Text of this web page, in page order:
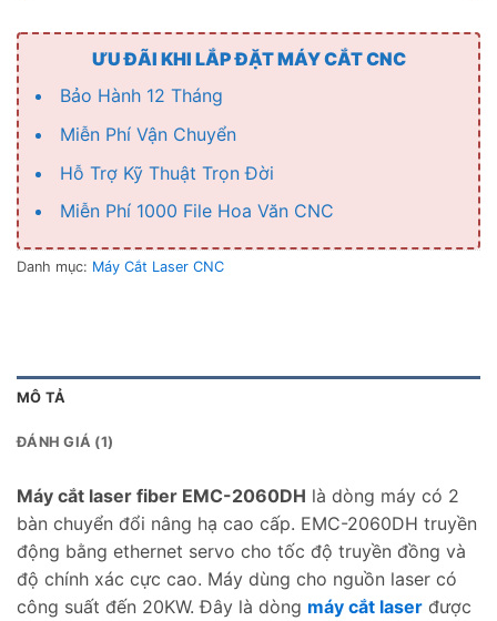
ƯU ĐÃI KHI LẮP ĐẶT MÁY CẮT CNC
Bảo Hành 12 Tháng
Miễn Phí Vận Chuyển
Hỗ Trợ Kỹ Thuật Trọn Đời
Miễn Phí 1000 File Hoa Văn CNC
Danh mục: Máy Cắt Laser CNC
MÔ TẢ
ĐÁNH GIÁ (1)
Máy cắt laser fiber EMC-2060DH là dòng máy có 2
bàn chuyển đổi nâng hạ cao cấp. EMC-2060DH truyền
động bằng ethernet servo cho tốc độ truyền đồng và
độ chính xác cực cao. Máy dùng cho nguồn laser có
công suất đến 20KW. Đây là dòng máy cắt laser được